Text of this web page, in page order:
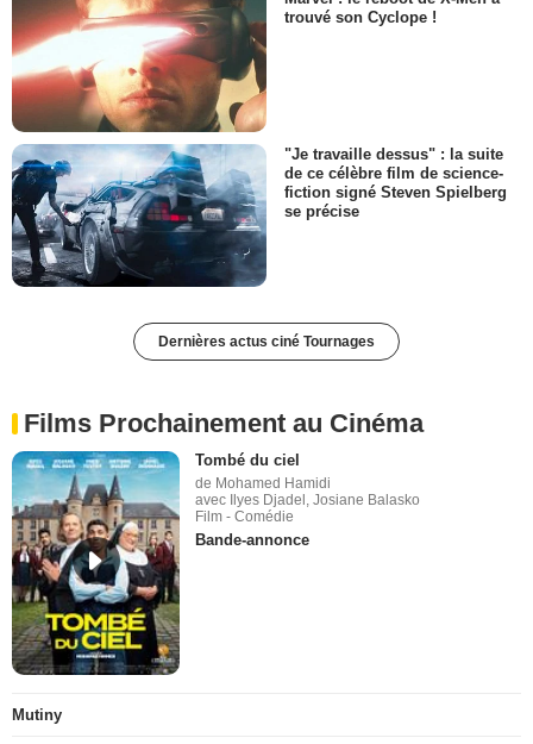
trouvé son Cyclope !
"Je travaille dessus" : la suite
de ce célèbre film de science-
fiction signé Steven Spielberg
se précise
Dernières actus ciné Tournages
Films Prochainement au Cinéma
Tombé du ciel
de Mohamed Hamidi
avec Ilyes Djadel, Josiane Balasko
Film - Comédie
Bande-annonce
Mutiny